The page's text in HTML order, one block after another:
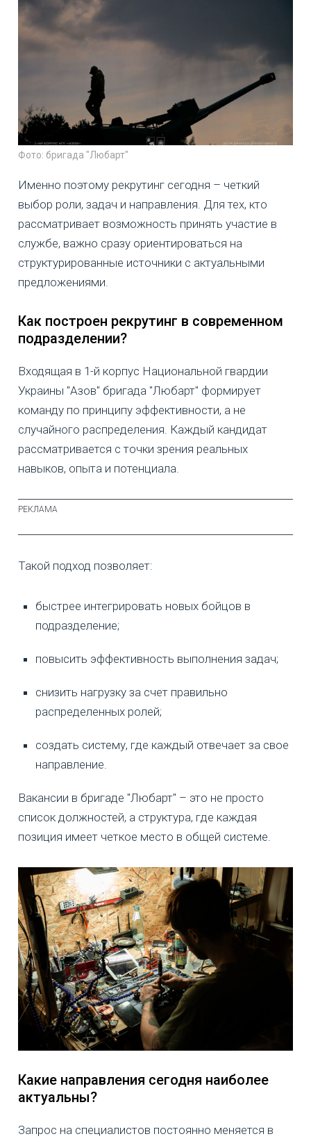
Фото: бригада "Любарт"
Именно поэтому рекрутинг сегодня – четкий
выбор роли, задач и направления. Для тех, кто
рассматривает возможность принять участие в
службе, важно сразу ориентироваться на
структурированные источники с актуальными
предложениями.
Как построен рекрутинг в современном
подразделении?
Входящая в 1-й корпус Национальной гвардии
Украины "Азов" бригада "Любарт" формирует
команду по принципу эффективности, а не
случайного распределения. Каждый кандидат
рассматривается с точки зрения реальных
навыков, опыта и потенциала.
Такой подход позволяет:
быстрее интегрировать новых бойцов в
подразделение;
повысить эффективность выполнения задач;
снизить нагрузку за счет правильно
распределенных ролей;
создать систему, где каждый отвечает за свое
направление.
Вакансии в бригаде "Любарт" – это не просто
список должностей, а структура, где каждая
позиция имеет четкое место в общей системе.
Какие направления сегодня наиболее
актуальны?
Запрос на специалистов постоянно меняется в